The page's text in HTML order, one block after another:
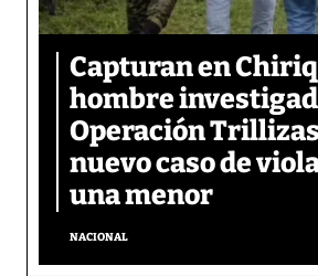
Capturan en
hombre
Operación
nuevo caso de
una menor
NACIONAL